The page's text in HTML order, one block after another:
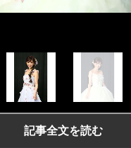
記事全文を読む